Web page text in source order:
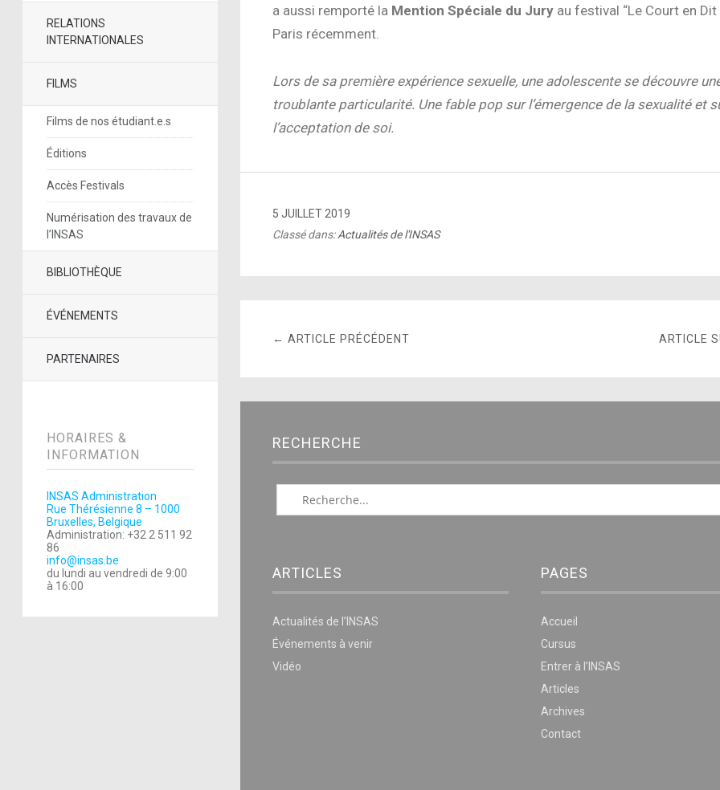
RELATIONS
INTERNATIONALES
FILMS
Films de nos étudiant.e.s
Éditions
Accès Festivals
Numérisation des travaux de
l’INSAS
BIBLIOTHÈQUE
ÉVÉNEMENTS
PARTENAIRES
HORAIRES &
INFORMATION
INSAS Administration
Rue Thérésienne 8 – 1000
Bruxelles, Belgique
Administration: +32 2 511 92
86
info@insas.be
du lundi au vendredi de 9:00
à 16:00
a aussi remporté la Mention Spéciale du Juryau festival “Le Court en Dit
Paris récemment.
Lors de sa première expérience sexuelle, une adolescente se découvre
troublante particularité. Une fable pop sur l’émergence de la sexualité et
l’acceptation de soi.
5 JUILLET 2019
Classé dans:Actualités de l'INSAS
ARTICLE
← ARTICLE PRÉCÉDENT
RECHERCHE
ARTICLES
Actualités de l’INSAS
Événements à venir
Vidéo
PAGES
Accueil
Cursus
Entrer à l’INSAS
Articles
Archives
Contact